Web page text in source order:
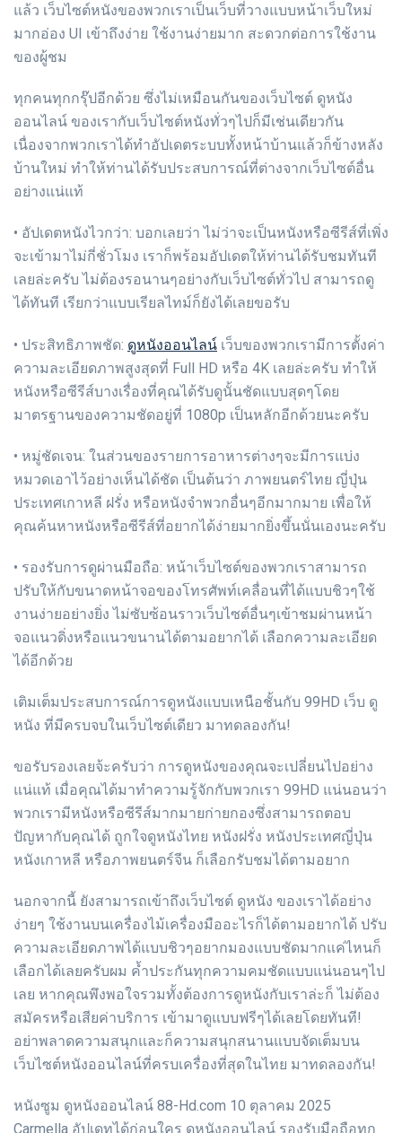
แล้ว เว็บไซต์หนังของพวกเราเป็นเว็บที่วางแบบหน้าเว็บใหม่
มากอ่อง UI เข้าถึงง่าย ใช้งานง่ายมาก สะดวกต่อการใช้งาน
ของผู้ชม
ทุกคนทุกกรุ๊ปอีกด้วย ซึ่งไม่เหมือนกันของเว็บไซต์ ดูหนัง
ออนไลน์ ของเรากับเว็บไซต์หนังทั่วๆไปก็มีเช่นเดียวกัน
เนื่องจากพวกเราได้ทำอัปเดตระบบทั้งหน้าบ้านแล้วก็ข้างหลัง
บ้านใหม่ ทำให้ท่านได้รับประสบการณ์ที่ต่างจากเว็บไซต์อื่น
อย่างแน่แท้
• อัปเดตหนังไวกว่า: บอกเลยว่า ไม่ว่าจะเป็นหนังหรือซีรีส์ที่เพิ่ง
จะเข้ามาไม่กี่ชั่วโมง เราก็พร้อมอัปเดตให้ท่านได้รับชมทันที
เลยล่ะครับ ไม่ต้องรอนานๆอย่างกับเว็บไซต์ทั่วไป สามารถดู
ได้ทันที เรียกว่าแบบเรียลไทม์ก็ยังได้เลยขอรับ
• ประสิทธิภาพชัด: ดูหนังออนไลน์ เว็บของพวกเรามีการตั้งค่า
ความละเอียดภาพสูงสุดที่ Full HD หรือ 4K เลยล่ะครับ ทำให้
หนังหรือซีรีส์บางเรื่องที่คุณได้รับดูนั้นชัดแบบสุดๆโดย
มาตรฐานของความชัดอยู่ที่ 1080p เป็นหลักอีกด้วยนะครับ
• หมู่ชัดเจน: ในส่วนของรายการอาหารต่างๆจะมีการแบ่ง
หมวดเอาไว้อย่างเห็นได้ชัด เป็นต้นว่า ภาพยนตร์ไทย ญี่ปุ่น
ประเทศเกาหลี ฝรั่ง หรือหนังจำพวกอื่นๆอีกมากมาย เพื่อให้
คุณค้นหาหนังหรือซีรีส์ที่อยากได้ง่ายมากยิ่งขึ้นนั่นเองนะครับ
• รองรับการดูผ่านมือถือ: หน้าเว็บไซต์ของพวกเราสามารถ
ปรับให้กับขนาดหน้าจอของโทรศัพท์เคลื่อนที่ได้แบบชิวๆใช้
งานง่ายอย่างยิ่ง ไม่ซับซ้อนราวเว็บไซต์อื่นๆเข้าชมผ่านหน้า
จอแนวดิ่งหรือแนวขนานได้ตามอยากได้ เลือกความละเอียด
ได้อีกด้วย
เติมเต็มประสบการณ์การดูหนังแบบเหนือชั้นกับ 99HD เว็บ ดู
หนัง ที่มีครบจบในเว็บไซต์เดียว มาทดลองกัน!
ขอรับรองเลยจ้ะครับว่า การดูหนังของคุณจะเปลี่ยนไปอย่าง
แน่แท้ เมื่อคุณได้มาทำความรู้จักกับพวกเรา 99HD แน่นอนว่า
พวกเรามีหนังหรือซีรีส์มากมายก่ายกองซึ่งสามารถตอบ
ปัญหากับคุณได้ ถูกใจดูหนังไทย หนังฝรั่ง หนังประเทศญี่ปุ่น
หนังเกาหลี หรือภาพยนตร์จีน ก็เลือกรับชมได้ตามอยาก
นอกจากนี้ ยังสามารถเข้าถึงเว็บไซต์ ดูหนัง ของเราได้อย่าง
ง่ายๆ ใช้งานบนเครื่องไม้เครื่องมืออะไรก็ได้ตามอยากได้ ปรับ
ความละเอียดภาพได้แบบชิวๆอยากมองแบบชัดมากแค่ไหนก็
เลือกได้เลยครับผม ค้ำประกันทุกความคมชัดแบบแน่นอนๆไป
เลย หากคุณพึงพอใจรวมทั้งต้องการดูหนังกับเราล่ะก็ ไม่ต้อง
สมัครหรือเสียค่าบริการ เข้ามาดูแบบฟรีๆได้เลยโดยทันที!
อย่าพลาดความสนุกและก็ความสนุกสนานแบบจัดเต็มบน
เว็บไซต์หนังออนไลน์ที่ครบเครื่องที่สุดในไทย มาทดลองกัน!
หนังซูม ดูหนังออนไลน์ 88-Hd.com 10 ตุลาคม 2025
Carmella อัปเดทได้ก่อนใคร ดูหนังออนไลน์ รองรับมือถือทุก